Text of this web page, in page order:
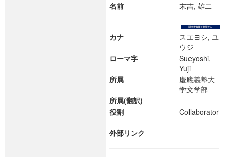
名前 末吉, 雄二
カナ
スエヨシ, ユ
ウジ
ローマ字
Sueyoshi,
Yuji
所属
慶應義塾大
学文学部
所属(翻訳)
役割
Collaborator
外部リンク